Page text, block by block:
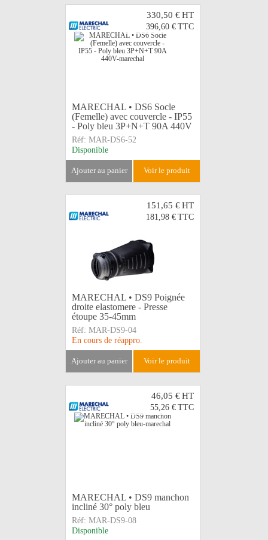
330,50 €HT
396,60 € TTC
MARECHAL • DS6 Socle
(Femelle) avec couvercle - IP55
- Poly bleu 3P+N+T 90A 440V
Réf: MAR-DS6-52
Disponible
ajouter au panier voir le produit
151,65 €HT
181,98 € TTC
MARECHAL • DS9 Poignée
droite elastomere - Presse
étoupe 35-45mm
Réf: MAR-DS9-04
En cours de réappro.
ajouter au panier voir le produit
46,05 €HT
55,26 € TTC
MARECHAL • DS9 manchon
incliné 30° poly bleu
Réf: MAR-DS9-08
Disponible